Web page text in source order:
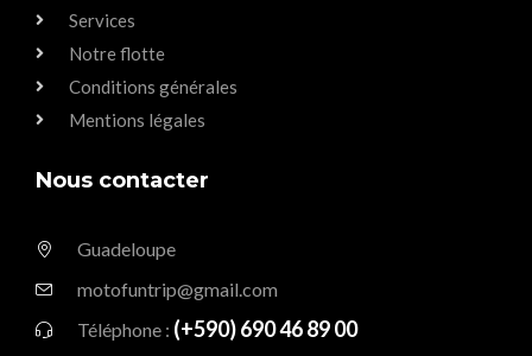
Services
Notre flotte
Conditions générales
Mentions légales
Nous contacter
Guadeloupe
motofuntrip@gmail.com
Téléphone : (+590) 690 46 89 00